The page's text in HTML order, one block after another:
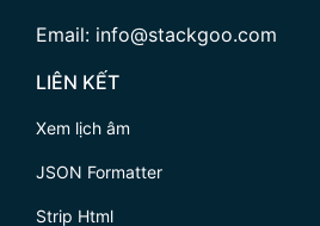
Email: info@stackgoo.com
LIÊN KẾT
Xem lịch âm
JSON Formatter
Strip Html